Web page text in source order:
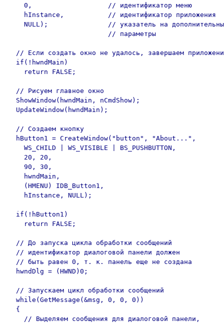
    0,                   // идентификатор меню
    hInstance,           // идентификатор приложения
NULL);               // указатель на
                         // параметры
// Если создать окно не удалось, завершаем
  if(!hwndMain)
    return FALSE;
  // Рисуем главное окно
  ShowWindow(hwndMain, nCmdShow);
  UpdateWindow(hwndMain);
  // Создаем кнопку
  hButton1 = CreateWindow("button", "About...",
    WS_CHILD | WS_VISIBLE | BS_PUSHBUTTON,
    20, 20,
    90, 30,
    hwndMain,
    (HMENU) IDB_Button1,
    hInstance, NULL);
  if(!hButton1)
    return FALSE;
  // До запуска цикла обработки сообщений
  // идентификатор диалоговой панели должен
  // быть равен 0, т. к. панель еще не создана
  hwndDlg = (HWND)0;
  // Запускаем цикл обработки сообщений
  while(GetMessage(&msg, 0, 0, 0))
  {
    // Выделяем сообщения для диалоговой панели,